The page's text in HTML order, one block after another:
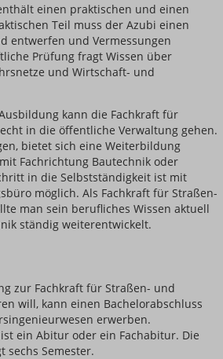
einen praktischen und einen
Teil muss der Azubi einen
entwerfen und Vermessungen
Prüfung fragt Wissen über
und Wirtschaft- und
kann die Fachkraft für
in die öffentliche Verwaltung gehen.
bietet sich eine Weiterbildung
Fachrichtung Bautechnik oder
in die Selbstständigkeit ist mit
möglich. Als Fachkraft für Straßen-
man sein berufliches Wissen aktuell
ständig weiterentwickelt.
zur Fachkraft für Straßen- und
will, kann einen Bachelorabschluss
erwerben.
ein Abitur oder ein Fachabitur. Die
sechs Semester.